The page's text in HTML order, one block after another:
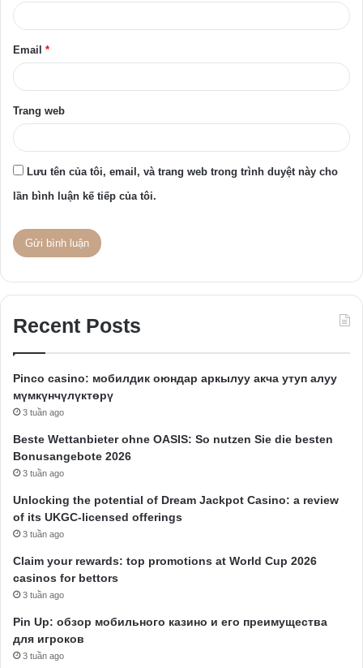
Email *
Trang web
Lưu tên của tôi, email, và trang web trong trình duyệt này cho
lần bình luận kế tiếp của tôi.
Recent Posts
Pinco casino: мобилдик оюндар аркылуу акча утуп алуу
мүмкүнчүлүктөрү
3 tuần ago
Beste Wettanbieter ohne OASIS: So nutzen Sie die besten
Bonusangebote 2026
3 tuần ago
Unlocking the potential of Dream Jackpot Casino: a review
of its UKGC-licensed offerings
3 tuần ago
Claim your rewards: top promotions at World Cup 2026
casinos for bettors
3 tuần ago
Pin Up: обзор мобильного казино и его преимущества
для игроков
3 tuần ago